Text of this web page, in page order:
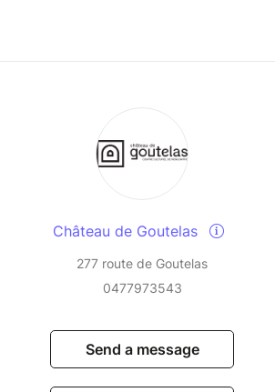
Château de Goutelas
277 route de Goutelas
0477973543
Send a message